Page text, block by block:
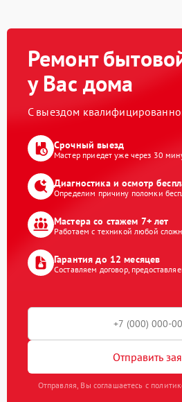
Ремонт
у Вас дома
С выездом
Срочный выезд
Мастер приедет уже через 30
Диагностика и осмотр
Определим причину поломки
Мастера со стажем 7+ лет
Работаем с техникой любой
Гарантия до 12 месяцев
Составляем договор,
Отправить
Отправляя, Вы соглашаетесь с